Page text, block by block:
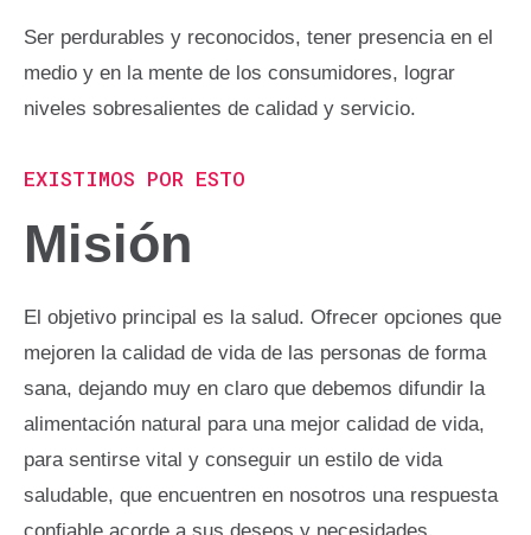
Ser perdurables y reconocidos, tener presencia en el
medio y en la mente de los consumidores, lograr
niveles sobresalientes de calidad y servicio.
EXISTIMOS POR ESTO
Misión
El objetivo principal es la salud. Ofrecer opciones que
mejoren la calidad de vida de las personas de forma
sana, dejando muy en claro que debemos difundir la
alimentación natural para una mejor calidad de vida,
para sentirse vital y conseguir un estilo de vida
saludable, que encuentren en nosotros una respuesta
confiable acorde a sus deseos y necesidades.